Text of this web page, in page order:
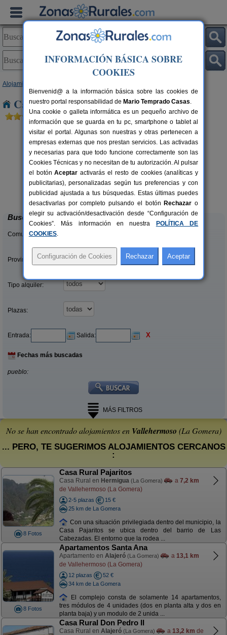
Alojamientos
Casas Rurales cerca de Vallehermoso
2-5 pers.
desde15 €
Rural Don Pedro II
Alajeró (La Gomera)
Casa Rural
Hermigua (La
Buscar
Comunidades:
Provincias/Islas:
Tipo alquiler:
Plazas:
Entrada: Salida: X
Fechas más buscadas
pueblo:
MÁS FILTROS
No se han encontrado alojamientos en Vallehermoso (La Gomera)
... PERO, TE SUGERIMOS ALOJAMIENTOS CERCANOS
:
8 Fotos
Casa Rural Pajaritos
Casa Rural en Hermigua (La Gomera) a 7,2 km
de Vallehermoso (La Gomera)
2-5 plazas
15 €
25 km de La Gomera
Con una situación privilegiada dentro del municipio, la
Casa Pajaritos se ubica dentro del barrio de Las
Cabezadas. El entorno que la rodea ...
8 Fotos
Apartamentos Santa Ana
Apartamento en Alajeró (La Gomera) a 13,1 km
de Vallehermoso (La Gomera)
12 plazas
52 €
34 km de La Gomera
El complejo consta de solamente 14 apartamentos,
tres módulos de 4 unidades (dos en planta alta y dos en
planta baja) y un modulo de 2 unida ...
Casa Rural Don Pedro II
Casa Rural en Alajeró (La Gomera) a 13,2 km de
INFORMACIÓN BÁSICA SOBRE
COOKIES
Bienvenid@ a la información básica sobre las cookies de
nuestro portal responsabilidad de Mario Temprado Casas.
Una cookie o galleta informática es un pequeño archivo de
información que se guarda en tu pc, smartphone o tablet al
visitar el portal. Algunas son nuestras y otras pertenecen a
empresas externas que nos prestan servicios. Las activadas
y necesarias para que todo funcione correctamente son las
Cookies Técnicas y no necesitan de tu autorización. Al pulsar
el botónAceptar activarás el resto de cookies (analíticas y
publicitarias), personalizadas según tus preferencias y con
publicidad ajustada a tus búsquedas. Estas últimas puedes
desactivarlas por completo pulsando el botón Rechazar o
elegir su activación/desactivación desde “Configuración de
Cookies”. Más información en nuestra
POLÍTICA DE
COOKIES.